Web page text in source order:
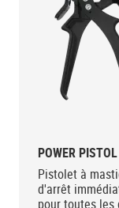
POWER PISTOL
Pistolet à
d'arrêt
pour toutes les